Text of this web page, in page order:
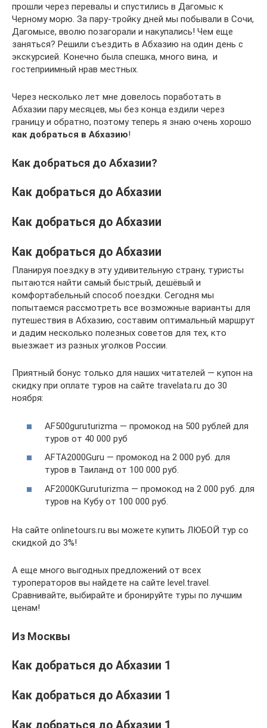
прошли через перевалы и спустились в Дагомыс к
Черному морю. За пару-тройку дней мы побывали в Сочи,
Дагомысе, вволю позагорали и накупались! Чем еще
заняться? Решили съездить в Абхазию на один день с
экскурсией. Конечно была спешка, много вина, и
гостеприимный нрав местных.
Через несколько лет мне довелось поработать в
Абхазии пару месяцев, мы без конца ездили через
границу и обратно, поэтому теперь я знаю очень хорошо
как добраться в Абхазию!
Как добраться до Абхазии?
Как добраться до Абхазии
Как добраться до Абхазии
Как добраться до Абхазии
Планируя поездку в эту удивительную страну, туристы
пытаются найти самый быстрый, дешёвый и
комфортабельный способ поездки. Сегодня мы
попытаемся рассмотреть все возможные варианты для
путешествия в Абхазию, составим оптимальный маршрут
и дадим несколько полезных советов для тех, кто
выезжает из разных уголков России.
Приятный бонус только для наших читателей — купон на
скидку при оплате туров на сайте travelata.ru до 30
ноября:
AF500guruturizma — промокод на 500 рублей для
туров от 40 000 руб
AFTA2000Guru — промокод на 2 000 руб. для
туров в Таиланд от 100 000 руб.
AF2000KGuruturizma — промокод на 2 000 руб. для
туров на Кубу от 100 000 руб.
На сайте onlinetours.ru вы можете купить ЛЮБОЙ тур со
скидкой до 3%!
А еще много выгодных предложений от всех
туроператоров вы найдете на сайте level.travel.
Сравнивайте, выбирайте и бронируйте туры по лучшим
ценам!
Из Москвы
Как добраться до Абхазии 1
Как добраться до Абхазии 1